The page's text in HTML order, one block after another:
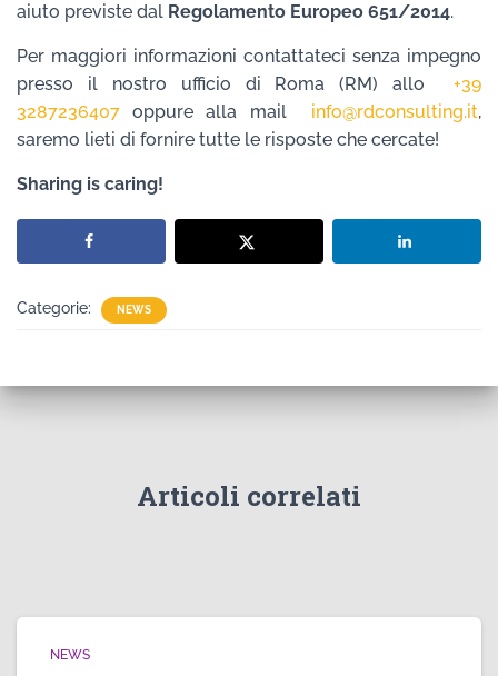
aiuto previste dal Regolamento Europeo 651/2014.
Per maggiori informazioni contattateci senza impegno
presso il nostro ufficio di Roma (RM) allo +39
3287236407 oppure alla mail info@rdconsulting.it,
saremo lieti di fornire tutte le risposte che cercate!
Sharing is caring!
Categorie: NEWS
Articoli correlati
NEWS